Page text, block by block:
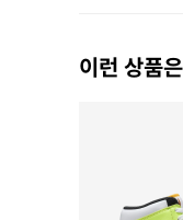
이런 상품